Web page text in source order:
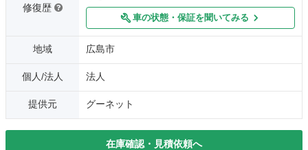
修復歴
車の状態・保証を聞いてみる
地域 広島市
個人/法人 法人
提供元 グーネット
在庫確認・見積依頼へ